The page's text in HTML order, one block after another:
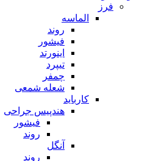
فرز
الماسه
روند
فیشور
اینورتد
تیپرد
چمفر
شعله شمعی
کارباید
هندپیس جراحی
فیشور
روند
آنگل
روند